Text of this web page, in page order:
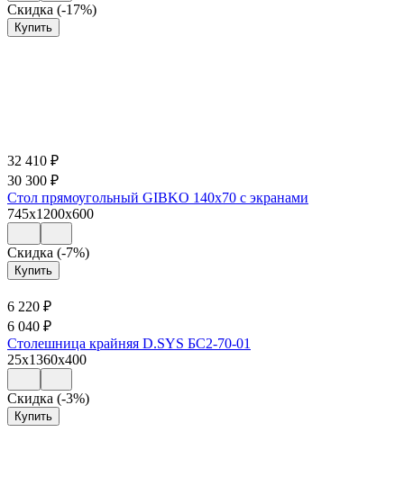
Скидка (-17%)
Купить
32 410 ₽
30 300 ₽
Стол прямоугольный GIBKO 140х70 с экранами
745x1200x600
Скидка (-7%)
Купить
6 220 ₽
6 040 ₽
Столешница крайняя D.SYS БС2-70-01
25x1360x400
Скидка (-3%)
Купить